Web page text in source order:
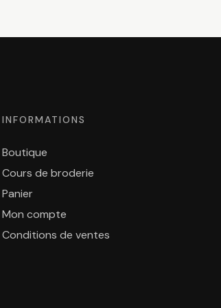
INFORMATIONS
Boutique
Cours de broderie
Panier
Mon compte
Conditions de ventes